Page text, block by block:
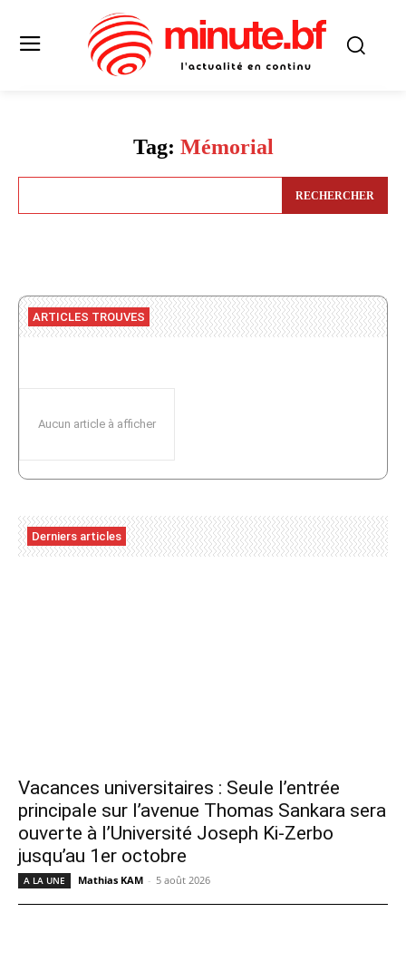
Tag: Mémorial
RECHERCHER
ARTICLES TROUVES
Aucun article à afficher
Derniers articles
Vacances universitaires : Seule l’entrée
principale sur l’avenue Thomas Sankara sera
ouverte à l’Université Joseph Ki-Zerbo
jusqu’au 1er octobre
A LA UNE Mathias KAM - 5 août 2026